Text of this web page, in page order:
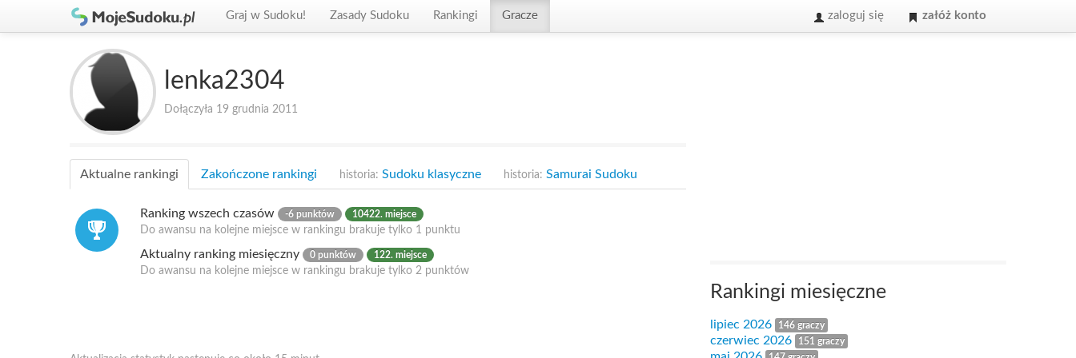
Graj w Sudoku! Zasady Sudoku Rankingi Gracze zaloguj się załóż konto
lenka2304
Dołączyła 19 grudnia 2011
Aktualne rankingi Zakończone rankingi historia: Sudoku klasyczne historia: Samurai Sudoku
Ranking wszech czasów -6 punktów 10422. miejsce
Do awansu na kolejne miejsce w rankingu brakuje tylko 1 punktu
Aktualny ranking miesięczny 0 punktów 122. miejsce
Do awansu na kolejne miejsce w rankingu brakuje tylko 2 punktów
Rankingi miesięczne
lipiec 2026 146 graczy
czerwiec 2026 151 graczy